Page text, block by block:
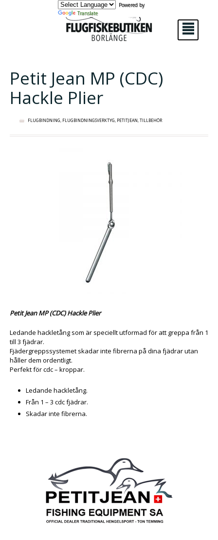
Powered by
Translate
²
Petit Jean MP (CDC)
Hackle Plier
FLUGBINDNING, FLUGBINDNINGSVERKTYG, PETITJEAN,TILLBEHÖR
Petit Jean MP (CDC) Hackle Plier
Ledande hackletång som är speciellt utformad för att greppa från 1
till 3 fjädrar.
Fjädergreppssystemet skadar inte fibrerna på dina fjädrar utan
håller dem ordentligt.
Perfekt för cdc – kroppar.
Ledande hackletång.
Från 1 – 3 cdc fjädrar.
Skadar inte fibrerna.